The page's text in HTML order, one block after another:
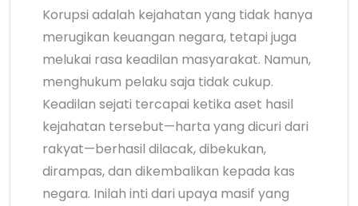
Korupsi adalah kejahatan yang tidak hanya
merugikan keuangan negara, tetapi juga
melukai rasa keadilan masyarakat. Namun,
menghukum pelaku saja tidak cukup.
Keadilan sejati tercapai ketika aset hasil
kejahatan tersebut—harta yang dicuri dari
rakyat—berhasil dilacak, dibekukan,
dirampas, dan dikembalikan kepada kas
negara. Inilah inti dari upaya masif yang